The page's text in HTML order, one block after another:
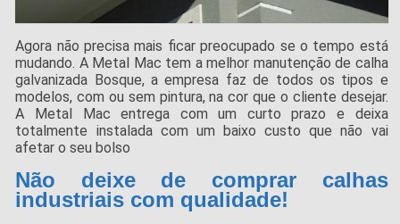
Agora não precisa mais ficar preocupado se o tempo está
mudando. A Metal Mac tem a melhor manutenção de calha
galvanizada Bosque, a empresa faz de todos os tipos e
modelos, com ou sem pintura, na cor que o cliente desejar.
A Metal Mac entrega com um curto prazo e deixa
totalmente instalada com um baixo custo que não vai
afetar o seu bolso
Não deixe de comprar calhas
industriais com qualidade!